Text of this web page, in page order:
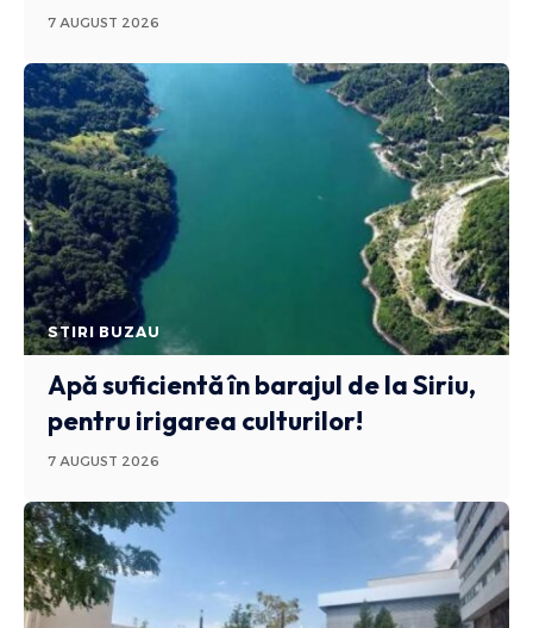
7 AUGUST 2026
STIRI BUZAU
Apă suficientă în barajul de la Siriu,
pentru irigarea culturilor!
7 AUGUST 2026